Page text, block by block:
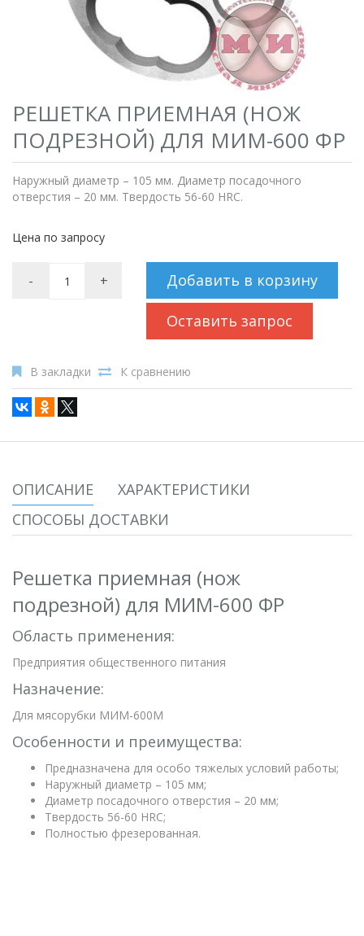
РЕШЕТКА ПРИЕМНАЯ (НОЖ
ПОДРЕЗНОЙ) ДЛЯ МИМ-600 ФР
Наружный диаметр – 105 мм. Диаметр посадочного
отверстия – 20 мм. Твердость 56-60 HRC.
Цена по запросу
- + Добавить в корзину
Оставить запрос
В закладки К сравнению
ОПИСАНИЕ
ХАРАКТЕРИСТИКИ
СПОСОБЫ ДОСТАВКИ
Решетка приемная (нож
подрезной) для МИМ-600 ФР
Область применения:
Предприятия общественного питания
Назначение:
Для мясорубки МИМ-600М
Особенности и преимущества:
Предназначена для особо тяжелых условий работы;
Наружный диаметр – 105 мм;
Диаметр посадочного отверстия – 20 мм;
Твердость 56-60 HRC;
Полностью фрезерованная.